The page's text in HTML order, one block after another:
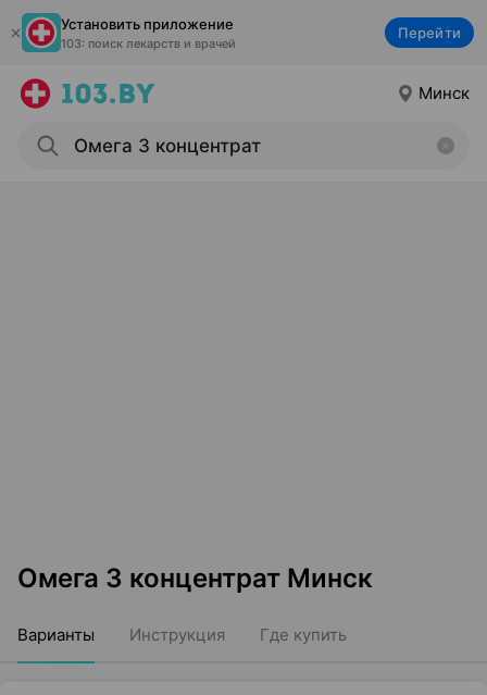
Установить приложение
103: поиск лекарств и врачей
Перейти
Минск
Омега 3 концентрат Минск
Варианты Инструкция Где купить